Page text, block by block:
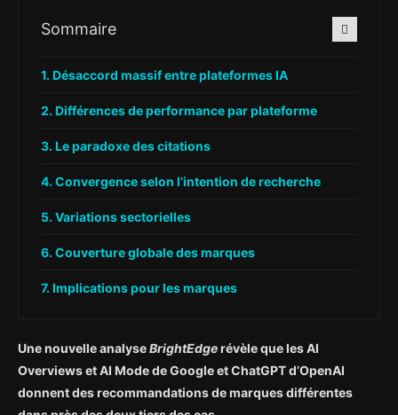
Sommaire
Désaccord massif entre plateformes IA
Différences de performance par plateforme
Le paradoxe des citations
Convergence selon l’intention de recherche
Variations sectorielles
Couverture globale des marques
Implications pour les marques
Une nouvelle analyseBrightEdgerévèle que les AI
Overviews et AI Mode de Google et ChatGPT d’OpenAI
donnent des recommandations de marques différentes